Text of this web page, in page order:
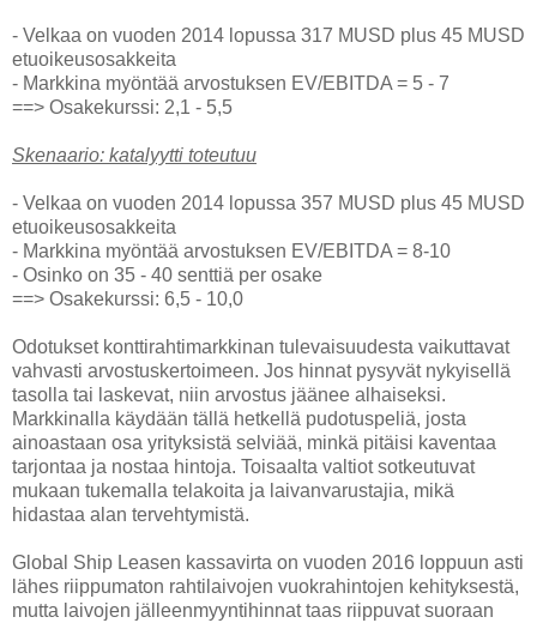
- Velkaa on vuoden 2014 lopussa 317 MUSD plus 45 MUSD
etuoikeusosakkeita
- Markkina myöntää arvostuksen EV/EBITDA = 5 - 7
==> Osakekurssi: 2,1 - 5,5
Skenaario: katalyytti toteutuu
- Velkaa on vuoden 2014 lopussa 357 MUSD plus 45 MUSD
etuoikeusosakkeita
- Markkina myöntää arvostuksen EV/EBITDA = 8-10
- Osinko on 35 - 40 senttiä per osake
==> Osakekurssi: 6,5 - 10,0
Odotukset konttirahtimarkkinan tulevaisuudesta vaikuttavat
vahvasti arvostuskertoimeen. Jos hinnat pysyvät nykyisellä
tasolla tai laskevat, niin arvostus jäänee alhaiseksi.
Markkinalla käydään tällä hetkellä pudotuspeliä, josta
ainoastaan osa yrityksistä selviää, minkä pitäisi kaventaa
tarjontaa ja nostaa hintoja. Toisaalta valtiot sotkeutuvat
mukaan tukemalla telakoita ja laivanvarustajia, mikä
hidastaa alan tervehtymistä.
Global Ship Leasen kassavirta on vuoden 2016 loppuun asti
lähes riippumaton rahtilaivojen vuokrahintojen kehityksestä,
mutta laivojen jälleenmyyntihinnat taas riippuvat suoraan